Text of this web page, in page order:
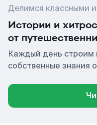
Делимся классными
Истории и
от
Каждый день строим
собственные знания